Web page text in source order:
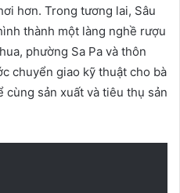
hơn. Trong tương lai, Sâu
thành một làng nghề rượu
phường Sa Pa và thôn
chuyển giao kỹ thuật cho bà
cùng sản xuất và tiêu thụ sản